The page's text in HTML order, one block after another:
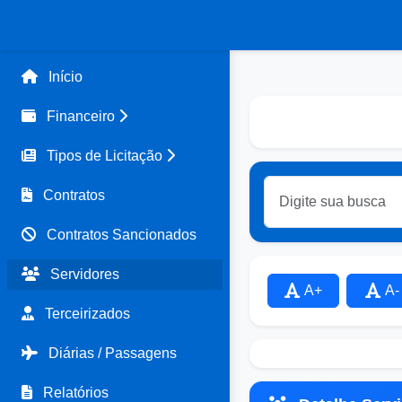
Início
Financeiro
Tipos de Licitação
Contratos
Contratos Sancionados
Servidores
Terceirizados
Diárias / Passagens
Relatórios
A+ A-